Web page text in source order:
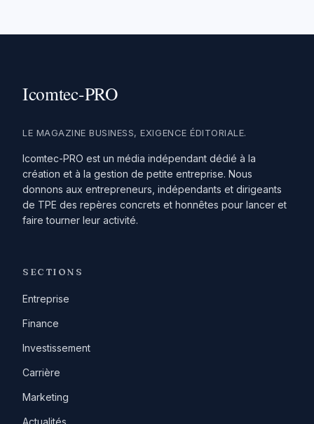
LE MAGAZINE BUSINESS, EXIGENCE ÉDITORIALE.
Icomtec-PRO est un média indépendant dédié à la
création et à la gestion de petite entreprise. Nous
donnons aux entrepreneurs, indépendants et dirigeants
de TPE des repères concrets et honnêtes pour lancer et
faire tourner leur activité.
SECTIONS
Entreprise
Finance
Investissement
Carrière
Marketing
Actualités